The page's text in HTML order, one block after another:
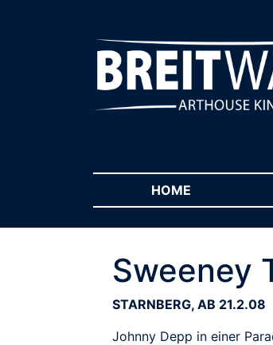
HOME
Sweeney
STARNBERG, AB 21.2.08
Johnny Depp in einer